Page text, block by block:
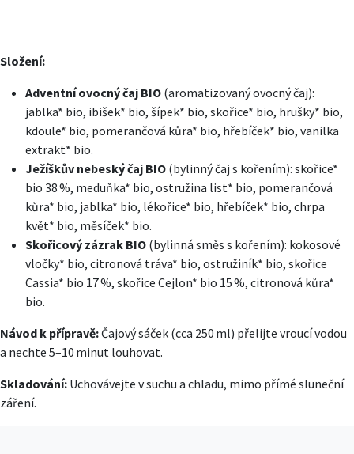
Složení:
Adventní ovocný čaj BIO (aromatizovaný ovocný čaj):
jablka* bio, ibišek* bio, šípek* bio, skořice* bio, hrušky* bio,
kdoule* bio, pomerančová kůra* bio, hřebíček* bio, vanilka
extrakt* bio.
Ježíškův nebeský čaj BIO (bylinný čaj s kořením): skořice*
bio 38 %, meduňka* bio, ostružina list* bio, pomerančová
kůra* bio, jablka* bio, lékořice* bio, hřebíček* bio, chrpa
květ* bio, měsíček* bio.
Skořicový zázrak BIO (bylinná směs s kořením): kokosové
vločky* bio, citronová tráva* bio, ostružiník* bio, skořice
Cassia* bio 17 %, skořice Cejlon* bio 15 %, citronová kůra*
bio.
Návod k přípravě:Čajový sáček (cca 250 ml) přelijte vroucí vodou
a nechte 5–10 minut louhovat.
Skladování: Uchovávejte v suchu a chladu, mimo přímé sluneční
záření.